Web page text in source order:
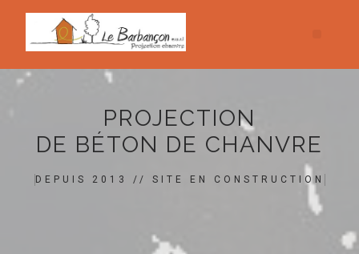
PROJECTION
DE BÉTON DE CHANVRE
DEPUIS 2013 // SITE EN CONSTRUCTION